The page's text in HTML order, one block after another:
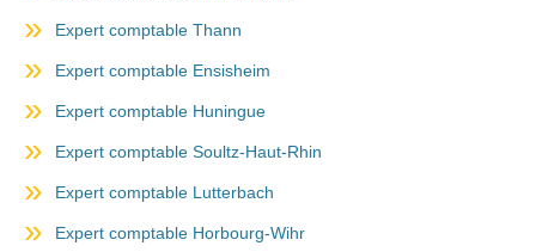
Expert comptable Thann
Expert comptable Ensisheim
Expert comptable Huningue
Expert comptable Soultz-Haut-Rhin
Expert comptable Lutterbach
Expert comptable Horbourg-Wihr